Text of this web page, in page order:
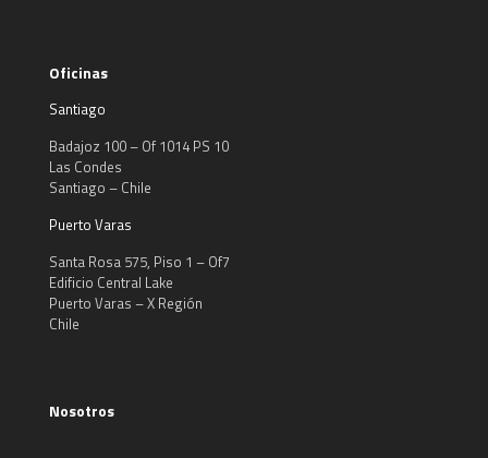
Oficinas
Santiago
Badajoz 100 – Of 1014 PS 10
Las Condes
Santiago – Chile
Puerto Varas
Santa Rosa 575, Piso 1 – Of7
Edificio Central Lake
Puerto Varas – X Región
Chile
Nosotros